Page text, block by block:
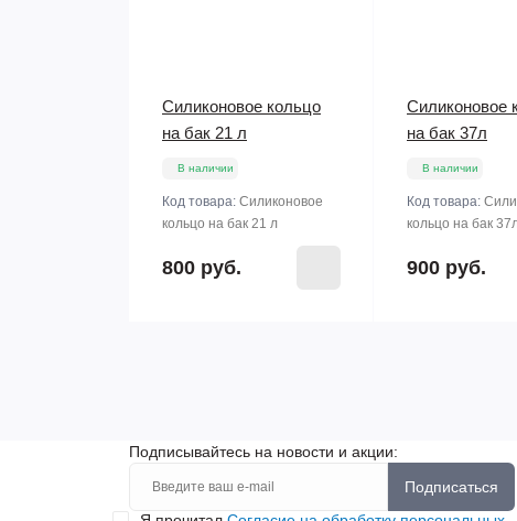
Силиконовое кольцо
на бак 21 л
В наличии
Код товара: Силиконовое
кольцо на бак 21 л
800 руб.
Силиконовое
на бак 37л
В наличии
Код товара:
кольцо на бак
900 руб.
Подписывайтесь на новости и акции:
Подписаться